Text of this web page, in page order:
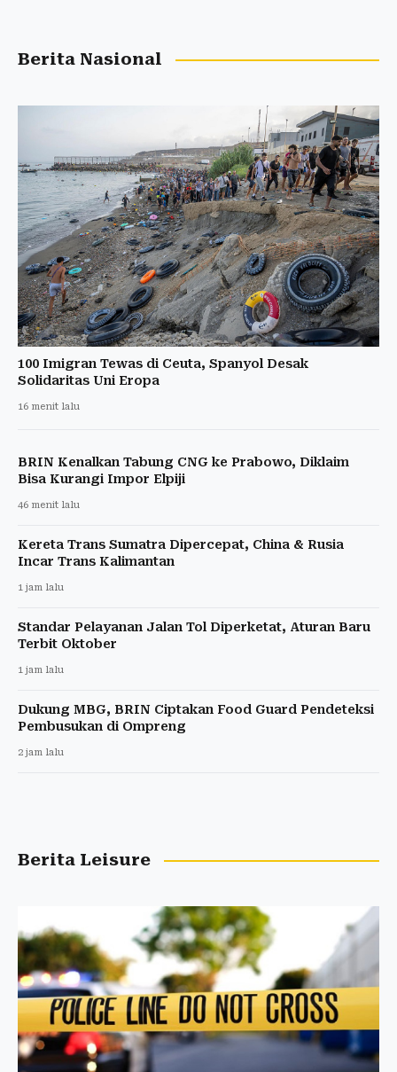
Berita Nasional
100 Imigran Tewas di Ceuta, Spanyol Desak
Solidaritas Uni Eropa
16 menit lalu
BRIN Kenalkan Tabung CNG ke Prabowo, Diklaim
Bisa Kurangi Impor Elpiji
46 menit lalu
Kereta Trans Sumatra Dipercepat, China & Rusia
Incar Trans Kalimantan
1 jam lalu
Standar Pelayanan Jalan Tol Diperketat, Aturan Baru
Terbit Oktober
1 jam lalu
Dukung MBG, BRIN Ciptakan Food Guard Pendeteksi
Pembusukan di Ompreng
2 jam lalu
Berita Leisure